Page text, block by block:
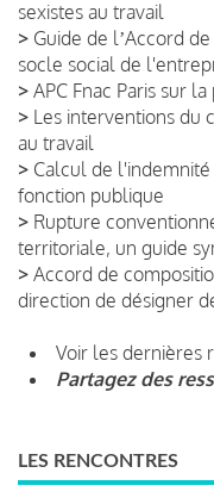
sexistes au travail
> Guide de lʼAccord
socle social de
> APC Fnac Paris sur
> Les interventions du
au travail
> Calcul de
fonction publique
> Rupture
territoriale, un guide
> Accord de
direction de désigner
Voir les dernières
Partagez des
LES RENCONTRES